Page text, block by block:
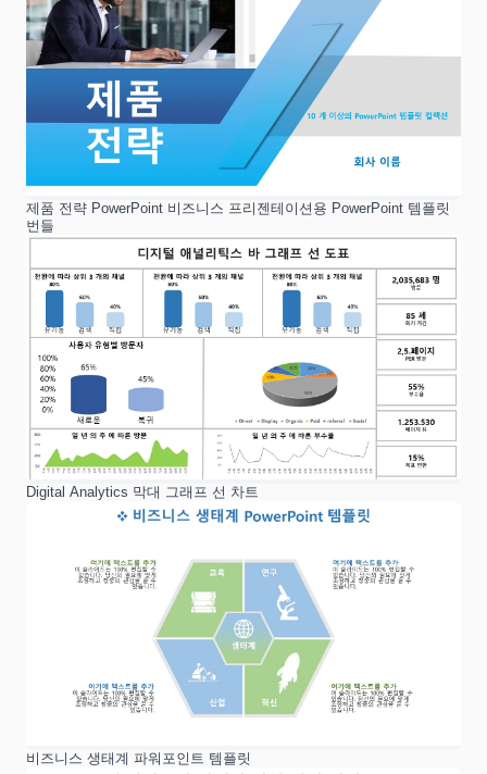
제품 전략 PowerPoint 비즈니스 프리젠테이션용 PowerPoint 템플릿
번들
Digital Analytics 막대 그래프 선 차트
비즈니스 생태계 파워포인트 템플릿